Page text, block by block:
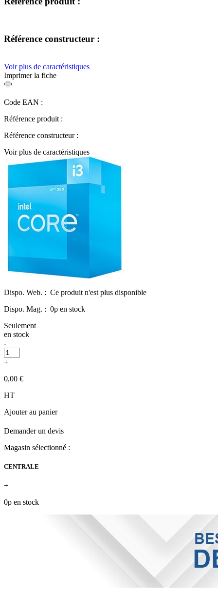
Référence constructeur :
Voir plus de caractéristiques
Imprimer la fiche
Code EAN :
Référence produit :
Référence constructeur :
Voir plus de caractéristiques
Dispo. Web. : Ce produit n'est plus disponible
Dispo. Mag. : 0p en stock
Seulement
en stock
-
+
0,00 €
HT
Ajouter au panier
Demander un devis
Magasin sélectionné :
CENTRALE
+
0p en stock